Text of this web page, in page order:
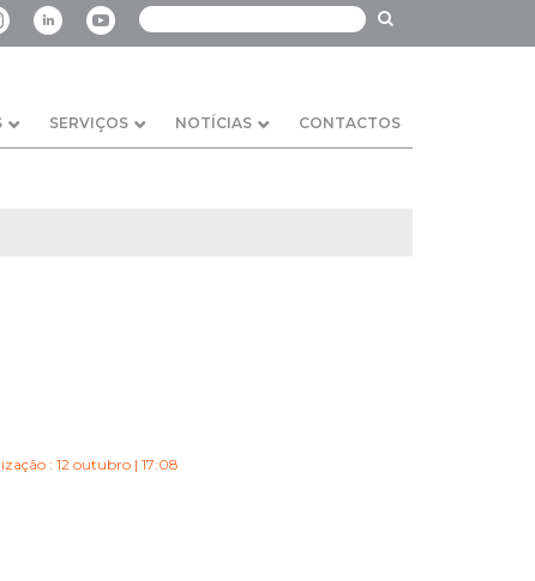
SERVIÇOS NOTÍCIAS CONTACTOS
: 12 outubro | 17:08